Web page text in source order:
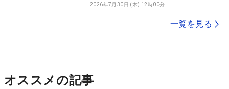
2026年7月30日 (木) 12時00分
一覧を見る
オススメの記事